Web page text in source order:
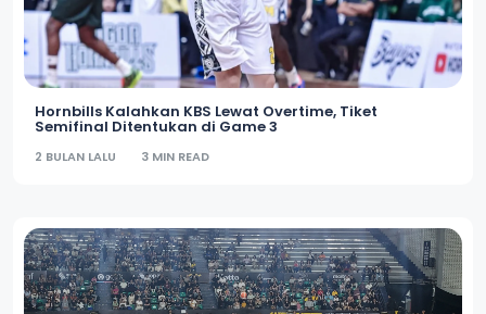
Hornbills Kalahkan KBS Lewat Overtime, Tiket
Semifinal Ditentukan di Game 3
2 BULAN LALU 3 MIN READ